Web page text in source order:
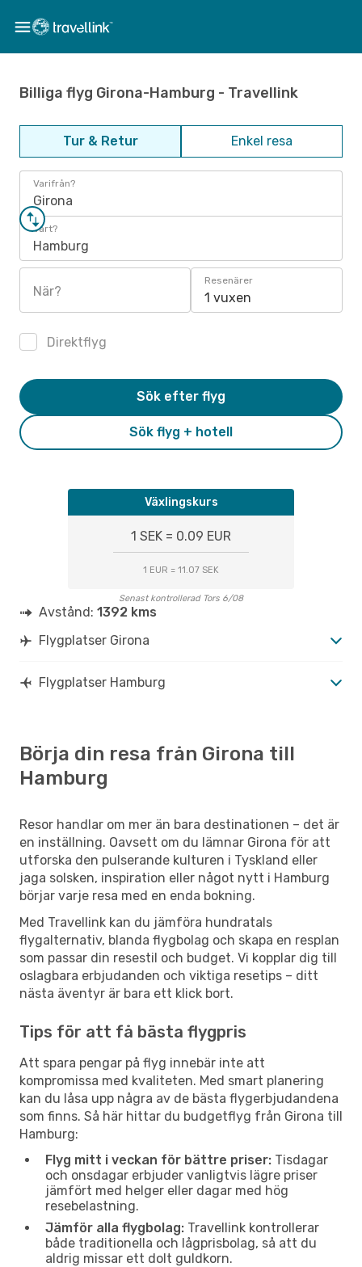
Billiga flyg Girona-Hamburg - Travellink
Tur & Retur Enkel resa
Varifrån?
Girona
Vart?
Hamburg
När?
Resenärer
1 vuxen
Direktflyg
Sök flyg + hotell
Sök efter flyg
Växlingskurs
1 SEK = 0.09 EUR
1 EUR = 11.07 SEK
Senast kontrollerad Tors 6/08
Avstånd: 1392 kms
Flygplatser Girona
Flygplatser Hamburg
Börja din resa från Girona till
Hamburg
Resor handlar om mer än bara destinationen – det är
en inställning. Oavsett om du lämnar Girona för att
utforska den pulserande kulturen i Tyskland eller
jaga solsken, inspiration eller något nytt i Hamburg
börjar varje resa med en enda bokning.
Med Travellink kan du jämföra hundratals
flygalternativ, blanda flygbolag och skapa en resplan
som passar din resestil och budget. Vi kopplar dig till
oslagbara erbjudanden och viktiga resetips – ditt
nästa äventyr är bara ett klick bort.
Tips för att få bästa flygpris
Att spara pengar på flyg innebär inte att
kompromissa med kvaliteten. Med smart planering
kan du låsa upp några av de bästa flygerbjudandena
som finns. Så här hittar du budgetflyg från Girona till
Hamburg:
Flyg mitt i veckan för bättre priser: Tisdagar
och onsdagar erbjuder vanligtvis lägre priser
jämfört med helger eller dagar med hög
resebelastning.
Jämför alla flygbolag: Travellink kontrollerar
både traditionella och lågprisbolag, så att du
aldrig missar ett dolt guldkorn.